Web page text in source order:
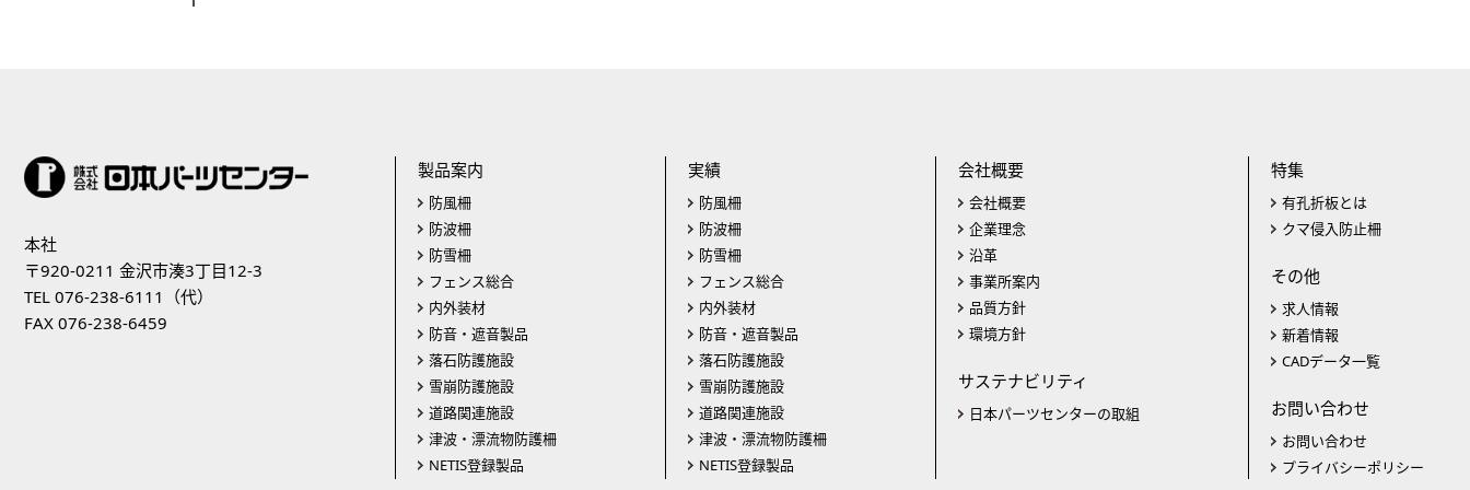
本社
〒920-0211 金沢市湊3丁目12-3
TEL 076-238-6111（代）
FAX 076-238-6459
製品案内
防風柵
防波柵
防雪柵
フェンス総合
内外装材
防音・遮音製品
落石防護施設
雪崩防護施設
道路関連施設
津波・漂流物防護柵
NETIS登録製品
実績
防風柵
防波柵
防雪柵
フェンス総合
内外装材
防音・遮音製品
落石防護施設
雪崩防護施設
道路関連施設
津波・漂流物防護柵
NETIS登録製品
会社概要
会社概要
企業理念
沿革
事業所案内
品質方針
環境方針
サステナビリティ
日本パーツセンターの取組
特集
有孔折板とは
クマ侵入防止柵
その他
求人情報
新着情報
CADデータ一覧
お問い合わせ
お問い合わせ
プライバシーポリシー